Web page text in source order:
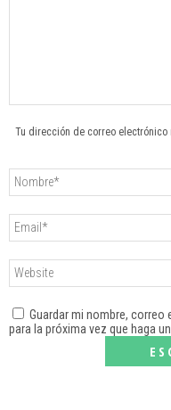
Tu dirección de correo
Guardar mi nombre,
para la próxima vez que haga